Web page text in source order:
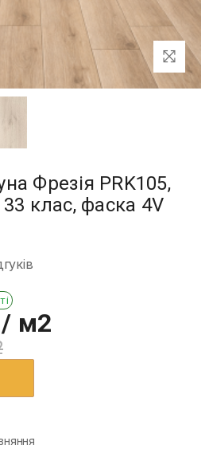
Фрезія PRK105,
клас, фаска 4V
/ м2